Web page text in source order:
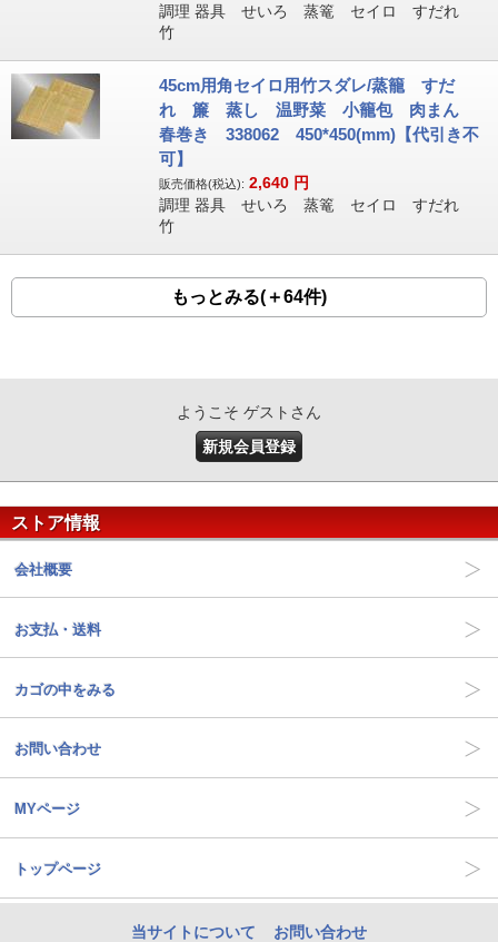
調理 器具 せいろ 蒸篭 セイロ すだれ
竹
45cm用角セイロ用竹スダレ/蒸籠 すだ
れ 簾 蒸し 温野菜 小籠包 肉まん
春巻き 338062 450*450(mm)【代引き不
可】
販売価格(税込): 2,640 円
調理 器具 せいろ 蒸篭 セイロ すだれ
竹
もっとみる(＋64件)
ようこそ ゲストさん
新規会員登録
ストア情報
会社概要
お支払・送料
カゴの中をみる
お問い合わせ
MYページ
トップページ
当サイトについて お問い合わせ